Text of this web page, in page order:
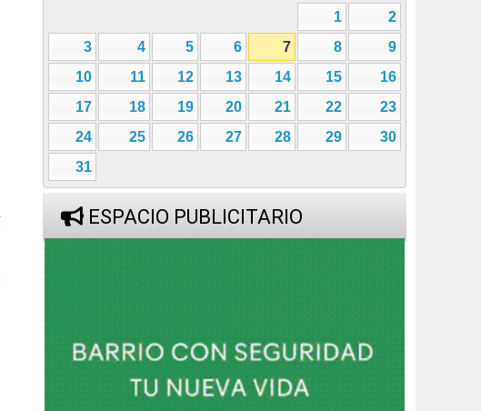
1
2
3
4 5 6 7 8
9
10
11 12 13 14 15
16
17
18 19 20 21 22
23
24
25 26 27 28 29
30
31
ESPACIO PUBLICITARIO